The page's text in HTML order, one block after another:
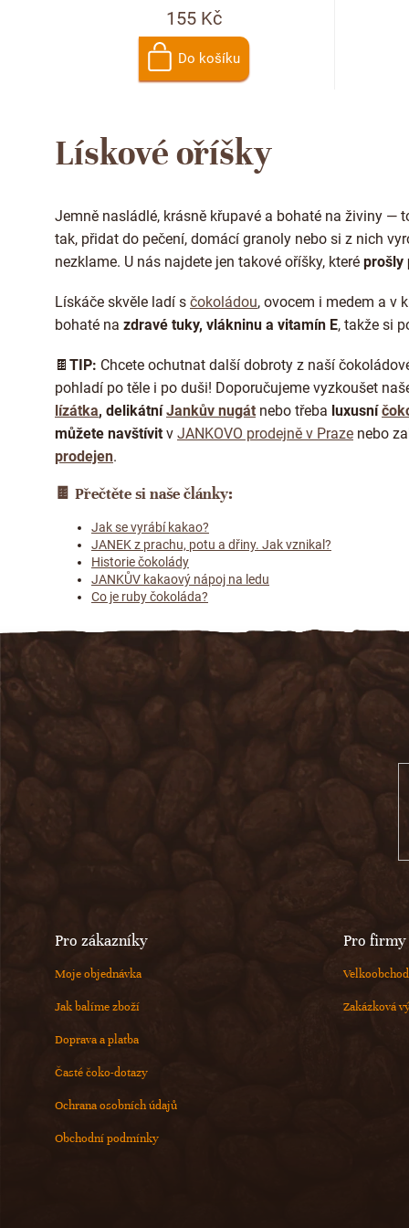
155 Kč
Do košíku
Lískové oříšky
Jemně nasládlé, krásně křupavé a bohaté na živiny —
tak, přidat do pečení, domácí granoly nebo si z nich
nezklame. U nás najdete jen takové oříšky, které prošly
Lískáče skvěle ladí s čokoládou, ovocem i medem a v
bohaté na zdravé tuky, vlákninu a vitamín E, takže si
🍫 TIP: Chcete ochutnat další dobroty z naší
pohladí po těle i po duši! Doporučujeme vyzkoušet
lízátka, delikátníJankův nugát nebo třeba luxusní
můžete navštívit v JANKOVO prodejně v Praze nebo
prodejen.
🍫 Přečtěte si naše články:
Jak se vyrábí kakao?
JANEK z prachu, potu a dřiny. Jak vznikal?
Historie čokolády
JANKŮV kakaový nápoj na ledu
Co je ruby čokoláda?
Z
á
p
a
Pro zákazníky
Moje objednávka
Jak balíme zboží
Doprava a platba
Časté čoko-dotazy
Ochrana osobních údajů
Obchodní podmínky
Pro firmy
Velkoobchod
Zakázková